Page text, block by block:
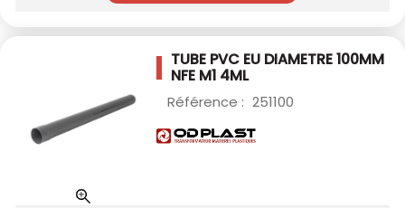
TUBE PVC EU DIAMETRE 100MM
NFE M1 4ML
Référence : 251100